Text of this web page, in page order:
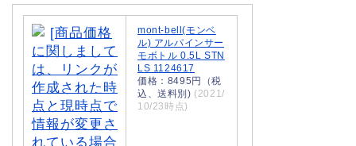
mont-bell(モンベ
ル) アルパインサー
モボトル 0.5L STN
LS 1124617
価格：8495円（税
込、送料別) (2021/
10/23時点)